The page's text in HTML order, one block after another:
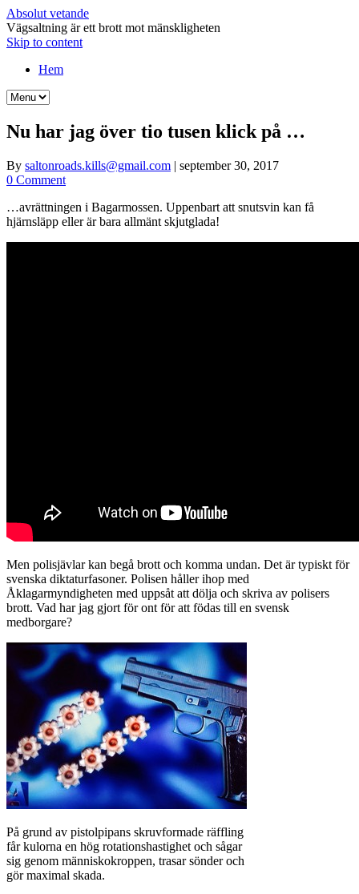
Absolut vetande
Vägsaltning är ett brott mot mänskligheten
Skip to content
Hem
Nu har jag över tio tusen klick på …
By saltonroads.kills@gmail.com | september 30, 2017
0 Comment
…avrättningen i Bagarmossen. Uppenbart att snutsvin kan få
hjärnsläpp eller är bara allmänt skjutglada!
Men polisjävlar kan begå brott och komma undan. Det är typiskt för
svenska diktaturfasoner. Polisen håller ihop med
Åklagarmyndigheten med uppsåt att dölja och skriva av polisers
brott. Vad har jag gjort för ont för att födas till en svensk
medborgare?
På grund av pistolpipans skruvformade räffling
får kulorna en hög rotationshastighet och sågar
sig genom människokroppen, trasar sönder och
gör maximal skada.